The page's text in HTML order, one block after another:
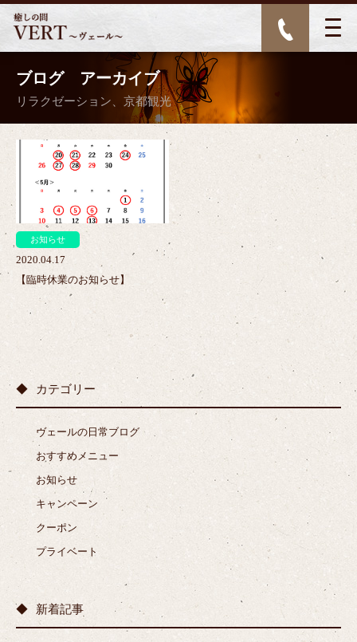
ブログ アーカイブ
リラクゼーション、京都観光
>
お知らせ
2020.04.17
【臨時休業のお知らせ】
カテゴリー
ヴェールの日常ブログ
おすすめメニュー
お知らせ
キャンペーン
クーポン
プライベート
新着記事